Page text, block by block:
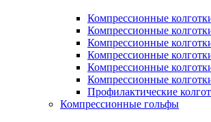
Компрессионные
Компрессионные
Компрессионные
Компрессионные
Компрессионные
Компрессионные
Профилактические
Компрессионные гольфы